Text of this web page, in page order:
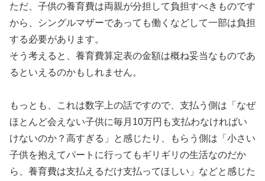
ただ、子供の養育費は両親が分担して負担すべきものです
から、シングルマザーであっても働くなどして一部は負担
する必要があります。
そう考えると、養育費算定表の金額は概ね妥当なものであ
るといえるのかもしれません。
もっとも、これは数字上の話ですので、支払う側は「なぜ
ほとんど会えない子供に毎月10万円も支払わなければい
けないのか？高すぎる」と感じたり、もらう側は「小さい
子供を抱えてパートに行ってもギリギリの生活なのだか
ら、養育費は支払えるだけ支払ってほしい」などと感じた